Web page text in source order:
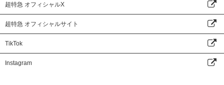
超特急 オフィシャルX
超特急 オフィシャルサイト
TikTok
Instagram